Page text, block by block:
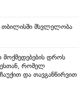
- თბილისში მსვლელობა
დროს
რომელ
და თავგანწირვით